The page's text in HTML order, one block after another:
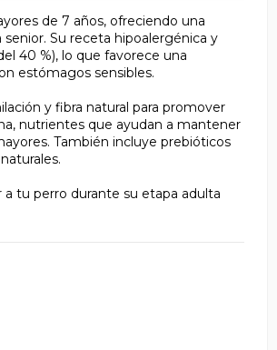
de 7 años, ofreciendo una
Su receta hipoalergénica y
40 %), lo que favorece una
estómagos sensibles.
y fibra natural para promover
nutrientes que ayudan a mantener
También incluye prebióticos
a tu perro durante su etapa adulta